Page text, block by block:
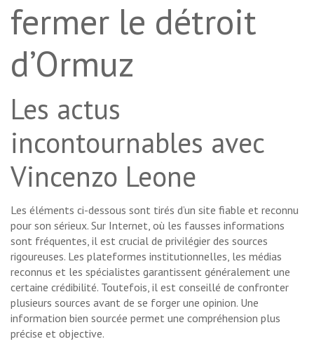
fermer le détroit
d’Ormuz
Les actus
incontournables avec
Vincenzo Leone
Les éléments ci-dessous sont tirés d’un site fiable et reconnu
pour son sérieux. Sur Internet, où les fausses informations
sont fréquentes, il est crucial de privilégier des sources
rigoureuses. Les plateformes institutionnelles, les médias
reconnus et les spécialistes garantissent généralement une
certaine crédibilité. Toutefois, il est conseillé de confronter
plusieurs sources avant de se forger une opinion. Une
information bien sourcée permet une compréhension plus
précise et objective.